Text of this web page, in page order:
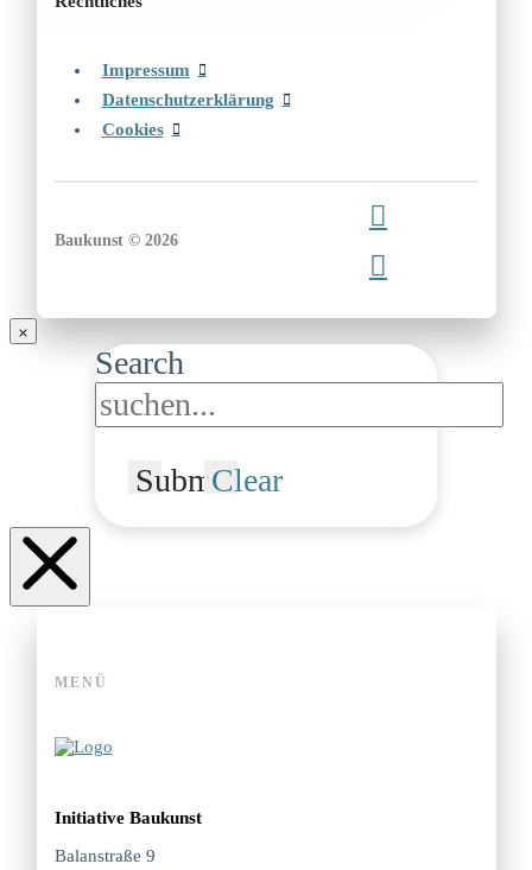
Impressum
Datenschutzerklärung
Cookies
Baukunst © 2026
Search
SubmitClear
MENÜ
Initiative Baukunst
Balanstraße 9